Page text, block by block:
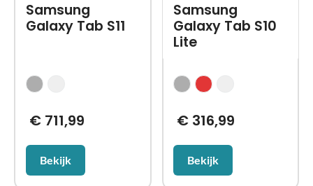
Samsung
Galaxy Tab S11
€711,99
Bekijk
Samsung
Galaxy Tab S10
Lite
€ 316,99
Bekijk